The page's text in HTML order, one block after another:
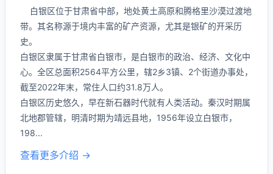
白银区位于甘肃省中部，地处黄土高原和腾格里沙漠过渡地
带。其名称源于境内丰富的矿产资源，尤其是银矿的开采历
史。
白银区隶属于甘肃省白银市，是白银市的政治、经济、文化中
心。全区总面积2564平方公里，辖2乡3镇、2个街道办事处，
截至2022年末，常住人口约31.8万人。
白银区历史悠久，早在新石器时代就有人类活动。秦汉时期属
北地郡管辖，明清时期为靖远县地，1956年设立白银市，
198...
查看更多介绍 →